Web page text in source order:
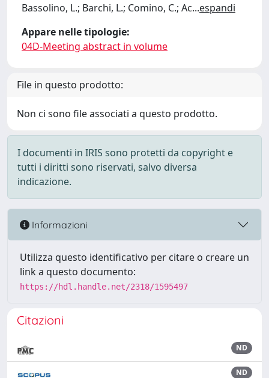
Bassolino, L.; Barchi, L.; Comino, C.; Ac...espandi
Appare nelle tipologie:
04D-Meeting abstract in volume
File in questo prodotto:
Non ci sono file associati a questo prodotto.
I documenti in IRIS sono protetti da copyright e
tutti i diritti sono riservati, salvo diversa
indicazione.
Informazioni
Utilizza questo identificativo per citare o creare un
link a questo documento:
https://hdl.handle.net/2318/1595497
Citazioni
ND
ND